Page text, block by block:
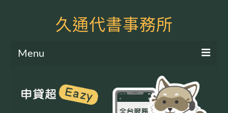
久通代書事務所
Menu
土地二胎申貸